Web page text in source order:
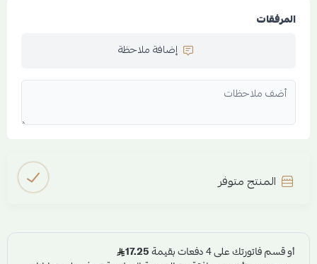
القاعدة / المسك - الباتشولي
المرفقات
إضافة ملاحظة
المنتج متوفر